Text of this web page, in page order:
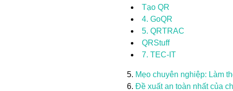
Tạo QR
4. GoQR
5. QRTRAC
QRStuff
7. TEC-IT
Mẹo chuyên nghiệp: Làm
Đề xuất an toàn nhất của